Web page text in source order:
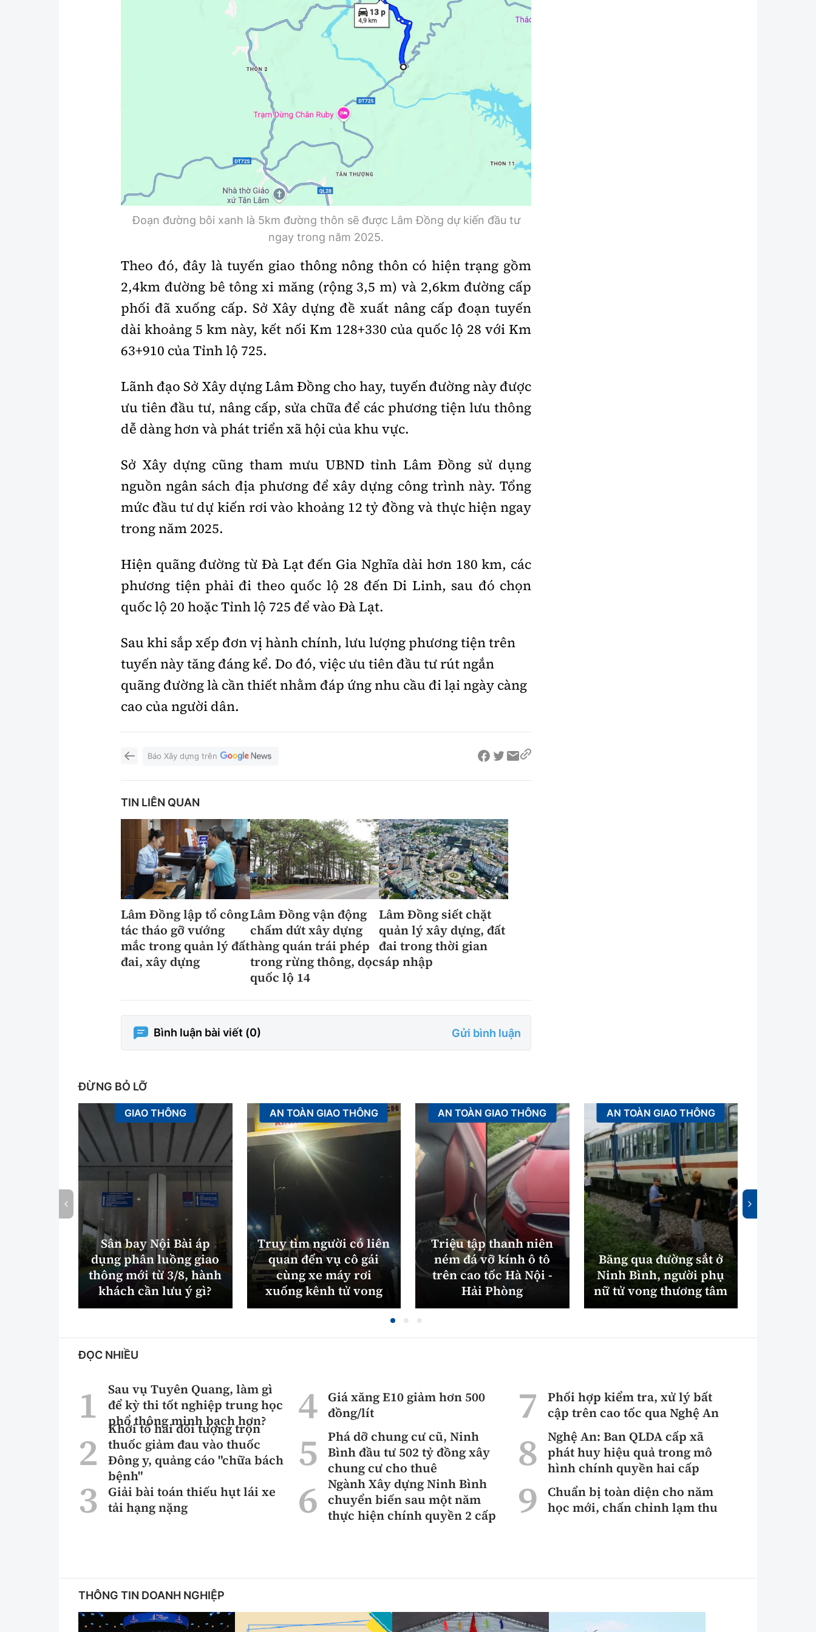
Showbiz
Điện ảnh
Bình luận
Hậu trường sao
360 độ thể thao
Sản phẩm mới
Thế giới xây dựng
Lối sống
Ẩm thực
Thời sự
Khám phá
Camera giao thông
Câu chuyện giao thông
Lăng kính xây dựng
Đoạn đường bôi xanh là 5km đường thôn sẽ được Lâm Đồng dự kiến đầu tư
ngay trong năm 2025.
Theo đó, đây là tuyến giao thông nông thôn có hiện trạng gồm
2,4km đường bê tông xi măng (rộng 3,5 m) và 2,6km đường cấp
phối đã xuống cấp. Sở Xây dựng đề xuất nâng cấp đoạn tuyến
dài khoảng 5 km này, kết nối Km 128+330 của quốc lộ 28 với Km
63+910 của Tỉnh lộ 725.
Lãnh đạo Sở Xây dựng Lâm Đồng cho hay, tuyến đường này được
ưu tiên đầu tư, nâng cấp, sửa chữa để các phương tiện lưu thông
dễ dàng hơn và phát triển xã hội của khu vực.
Sở Xây dựng cũng tham mưu UBND tỉnh Lâm Đồng sử dụng
nguồn ngân sách địa phương để xây dựng công trình này. Tổng
mức đầu tư dự kiến rơi vào khoảng 12 tỷ đồng và thực hiện ngay
trong năm 2025.
Hiện quãng đường từ Đà Lạt đến Gia Nghĩa dài hơn 180 km, các
phương tiện phải đi theo quốc lộ 28 đến Di Linh, sau đó chọn
quốc lộ 20 hoặc Tỉnh lộ 725 để vào Đà Lạt.
Sau khi sắp xếp đơn vị hành chính, lưu lượng phương tiện trên
tuyến này tăng đáng kể. Do đó, việc ưu tiên đầu tư rút ngắn
quãng đường là cần thiết nhằm đáp ứng nhu cầu đi lại ngày càng
cao của người dân.
Báo Xây dựng trên
TIN LIÊN QUAN
Lâm Đồng lập tổ công
tác tháo gỡ vướng
mắc trong quản lý đất
đai, xây dựng
Lâm Đồng vận động
chấm dứt xây dựng
hàng quán trái phép
trong rừng thông, dọc
quốc lộ 14
Lâm Đồng siết chặt
quản lý xây dựng, đất
đai trong thời gian
sáp nhập
Bình luận bài viết (0) Gửi bình luận
ĐỪNG BỎ LỠ
GIAO THÔNG
Sân bay Nội Bài áp
dụng phân luồng giao
thông mới từ 3/8, hành
khách cần lưu ý gì?
AN TOÀN GIAO THÔNG
Truy tìm người có liên
quan đến vụ cô gái
cùng xe máy rơi
xuống kênh tử vong
AN TOÀN GIAO THÔNG
Triệu tập thanh niên
ném đá vỡ kính ô tô
trên cao tốc Hà Nội -
Hải Phòng
AN TOÀN GIAO THÔNG
Băng qua đường sắt ở
Ninh Bình, người phụ
nữ tử vong thương tâm
ĐỌC NHIỀU
Sau vụ Tuyên Quang, làm gì
để kỳ thi tốt nghiệp trung học
phổ thông minh bạch hơn?
Khởi tố hai đối tượng trộn
thuốc giảm đau vào thuốc
Đông y, quảng cáo "chữa bách
bệnh"
Giải bài toán thiếu hụt lái xe
tải hạng nặng
Giá xăng E10 giảm hơn 500
đồng/lít
Phá dỡ chung cư cũ, Ninh
Bình đầu tư 502 tỷ đồng xây
chung cư cho thuê
Ngành Xây dựng Ninh Bình
chuyển biến sau một năm
thực hiện chính quyền 2 cấp
Phối hợp kiểm tra, xử lý bất
cập trên cao tốc qua Nghệ An
Nghệ An: Ban QLDA cấp xã
phát huy hiệu quả trong mô
hình chính quyền hai cấp
Chuẩn bị toàn diện cho năm
học mới, chấn chỉnh lạm thu
THÔNG TIN DOANH NGHIỆP